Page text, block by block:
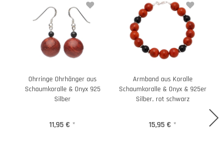
Ohrringe Ohrhänger aus
Schaumkoralle & Onyx 925
Silber
11,95 € *
Armband aus Koralle
Schaumkoralle & Onyx & 925er
Silber, rot schwarz
15,95 € *